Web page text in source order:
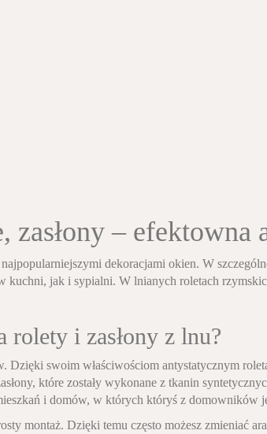
– efektowna
dekoracjami okien. W
kuchni, jak i sypialni. W lnianych roletach
rolety i zasłony z lnu?
swoim właściwościom antystatycznym
które zostały wykonane z tkanin
i domów, w których któryś z domowników
montaż. Dzięki temu często możesz zmieniać